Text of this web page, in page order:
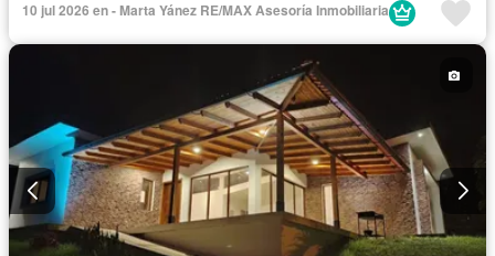
10 jul 2026 en - Marta Yánez RE/MAX Asesoría Inmobiliaria